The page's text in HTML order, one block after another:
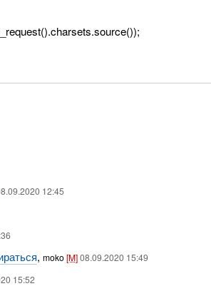
12:45
,moko[M] 08.09.2020 15:49
15:52